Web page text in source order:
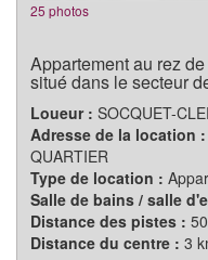
25 photos
Appartement au rez
situé dans le secteur
Loueur : SOCQUET-
Adresse de la location :
QUARTIER
Type de location :
Salle de bains / salle
Distance des pistes :
Distance du centre : 3